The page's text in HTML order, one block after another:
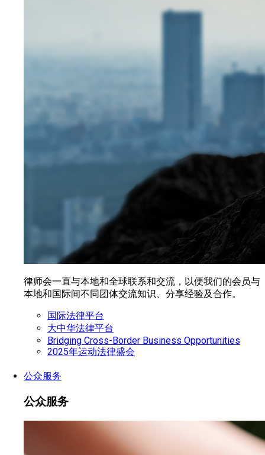
律师会一直与本地和全球联系和交流，以便我们的会员与
本地和国际间不同团体交流知识、分享经验及合作。
国际法律平台
大中华法律平台
Bridging Cross-Border Business Opportunities
2025年运动法律盛会
公众服务
公众服务